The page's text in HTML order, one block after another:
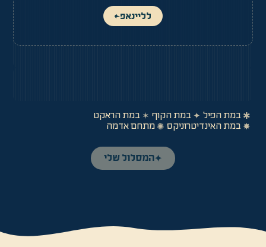
✱ במת הפיל ✦ במת הקוף ✶ במת הראקט
✸ במת האינדיטרוניקס ✺ מתחם אדמה
לליינאפ←
✦המסלול שלי